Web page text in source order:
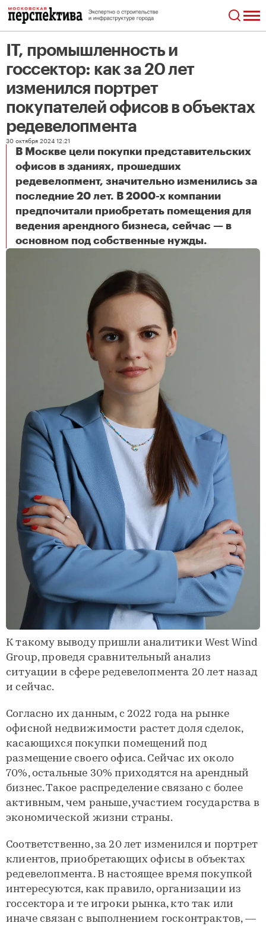
IT, промышленность и
госсектор: как за 20 лет
изменился портрет
покупателей офисов в объектах
редевелопмента
30 октября 2024 12:21
В Москве цели покупки представительских
офисов в зданиях, прошедших
редевелопмент, значительно изменились за
последние 20 лет. В 2000-х компании
предпочитали приобретать помещения для
ведения арендного бизнеса, сейчас — в
основном под собственные нужды.
К такому выводу пришли аналитики West Wind
Group, проведя сравнительный анализ
ситуации в сфере редевелопмента 20 лет назад
и сейчас.
Согласно их данным, с 2022 года на рынке
офисной недвижимости растет доля сделок,
касающихся покупки помещений под
размещение своего офиса. Сейчас их около
70%, остальные 30% приходятся на арендный
бизнес. Такое распределение связано с более
активным, чем раньше, участием государства в
экономической жизни страны.
Соответственно, за 20 лет изменился и портрет
клиентов, приобретающих офисы в объектах
редевелопмента. В настоящее время покупкой
интересуются, как правило, организации из
госсектора и те игроки рынка, кто так или
иначе связан с выполнением госконтрактов, —